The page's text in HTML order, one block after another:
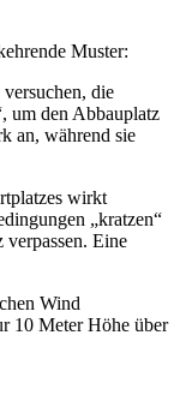
Muster:
die
um den Abbauplatz
an, während sie
wirkt
„kratzen“
Eine
Wind
10 Meter Höhe über